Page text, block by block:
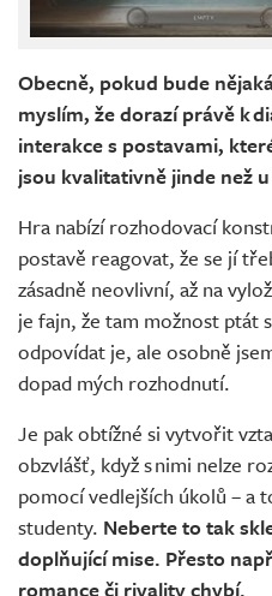
Obecně, pokud bude
myslím, že dorazí právě k
interakce s postavami,
jsou kvalitativně jinde než
Hra nabízí rozhodovací
postavě reagovat, že se jí
zásadně neovlivní, až na
je fajn, že tam možnost ptát
odpovídat je, ale osobně
dopad mých rozhodnutí.
Je pak obtížné si vytvořit
obzvlášť, když s nimi nelze
pomocí vedlejších úkolů – a
studenty. Neberte to tak
doplňující mise. Přesto
romance či rivality chybí.